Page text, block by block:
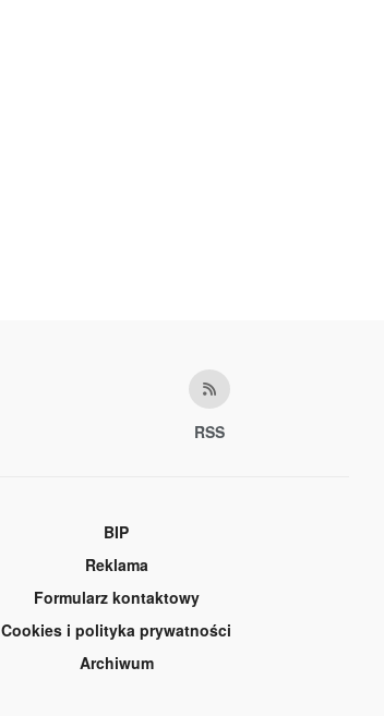
RSS
BIP
Reklama
Formularz kontaktowy
Cookies i polityka prywatności
Archiwum